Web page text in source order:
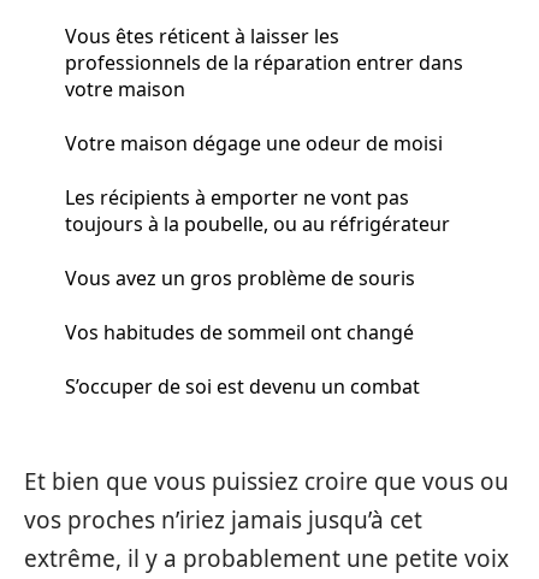
Vous êtes réticent à laisser les
professionnels de la réparation entrer dans
votre maison
Votre maison dégage une odeur de moisi
Les récipients à emporter ne vont pas
toujours à la poubelle, ou au réfrigérateur
Vous avez un gros problème de souris
Vos habitudes de sommeil ont changé
S’occuper de soi est devenu un combat
Et bien que vous puissiez croire que vous ou
vos proches n’iriez jamais jusqu’à cet
extrême, il y a probablement une petite voix